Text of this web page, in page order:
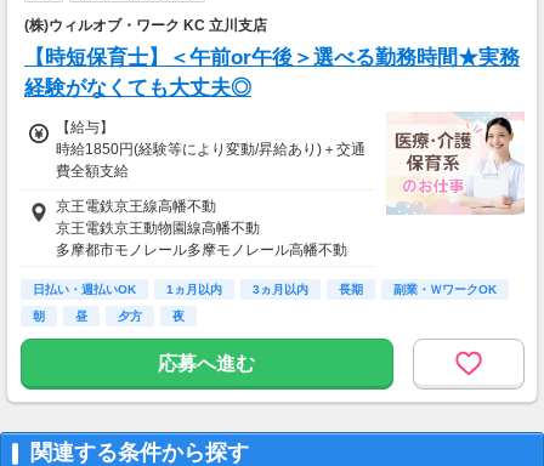
※日払い・週払いシステムの初回利用において
は、
お手続きに一定期間いただく場合がございま
す。
※システムメンテナンスなどで、
日払い利用対象外の日などが発生する場合が
ございます。
⇒詳しくは、ご就業時に担当にお問合せ下さい
ませ。
【交通費】
別途全額支給
※車・バイク通勤に関して勤務地により異なる
場合あり（応相談）
(株)ウィルオブ・ワーク KC 立川支店
【時短保育士】＜午前or午後＞選べる勤務時間★実務
経験がなくても大丈夫◎
【給与】
時給1850円(経験等により変動/昇給あり)＋交通
費全額支給
★週20h以上の勤務で時給50円アップ！
＜月収例＞
◆週5日、1日5h
時給1850円×5h×21日＝19万4250円
◆週3日、1日3h
時給1850円×3h×12日＝6万6600円
▼取り扱い施設例
可保育園
学童保育／幼稚園など幅広く対応しています。
京王電鉄京王線高幡不動
京王電鉄京王動物園線高幡不動
多摩都市モノレール多摩モノレール高幡不動
日払い・週払いOK 1ヵ月以内 3ヵ月以内 長期
副業・ＷワークOK
朝
昼 夕方 夜
応募へ進む
関連する条件から探す